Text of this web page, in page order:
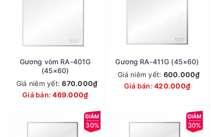
Gương vòm RA-401G
(45×60)
Giá niêm yết:670.000₫
Giá bán:469.000₫
Gương RA-411G (45×60)
Giá niêm yết: 600.000₫
Giá bán: 420.000₫
30% 30%